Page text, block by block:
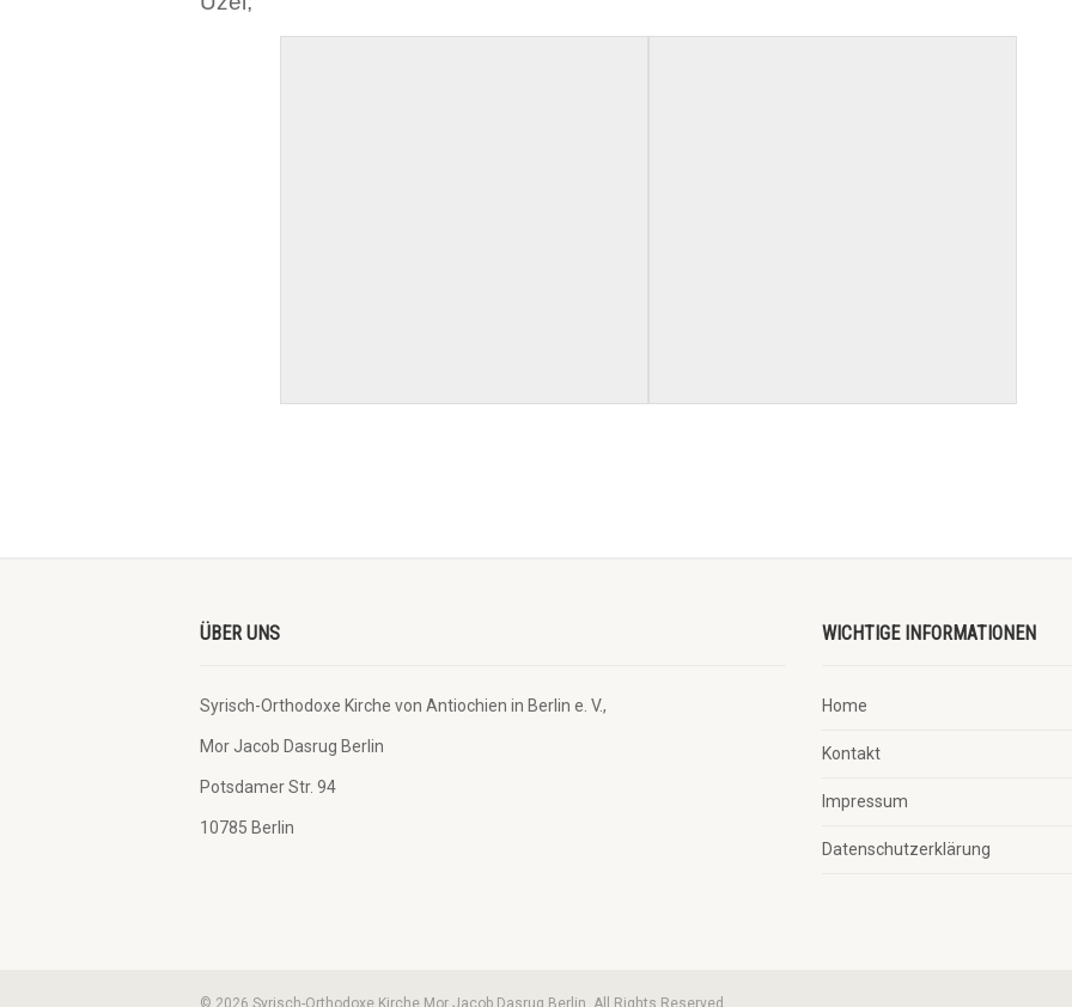
ÜBER UNS
Syrisch-Orthodoxe Kirche von Antiochien in Berlin e. V.,
Mor Jacob Dasrug Berlin
Potsdamer Str. 94
10785 Berlin
WICHTIGE INFORMATIONEN
Home
Kontakt
Impressum
Datenschutzerklärung
© 2026 Syrisch-Orthodoxe Kirche Mor Jacob Dasrug Berlin. All Rights Reserved